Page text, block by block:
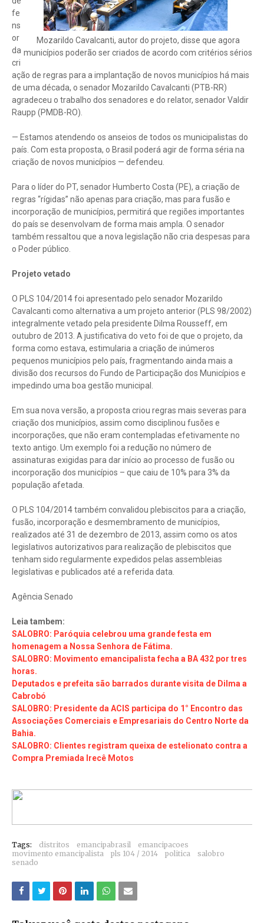
Mozarildo Cavalcanti, autor do projeto, disse que agora
municípios poderão ser criados de acordo com critérios sérios
fe
ns
or
da
cri
ação de regras para a implantação de novos municípios há mais
de uma década, o senador Mozarildo Cavalcanti (PTB-RR)
agradeceu o trabalho dos senadores e do relator, senador Valdir
Raupp (PMDB-RO).
— Estamos atendendo os anseios de todos os municipalistas do
país. Com esta proposta, o Brasil poderá agir de forma séria na
criação de novos municípios — defendeu.
Para o líder do PT, senador Humberto Costa (PE), a criação de
regras “rígidas” não apenas para criação, mas para fusão e
incorporação de municípios, permitirá que regiões importantes
do país se desenvolvam de forma mais ampla. O senador
também ressaltou que a nova legislação não cria despesas para
o Poder público.
Projeto vetado
O PLS 104/2014 foi apresentado pelo senador Mozarildo
Cavalcanti como alternativa a um projeto anterior (PLS 98/2002)
integralmente vetado pela presidente Dilma Rousseff, em
outubro de 2013. A justificativa do veto foi de que o projeto, da
forma como estava, estimularia a criação de inúmeros
pequenos municípios pelo país, fragmentando ainda mais a
divisão dos recursos do Fundo de Participação dos Municípios e
impedindo uma boa gestão municipal.
Em sua nova versão, a proposta criou regras mais severas para
criação dos municípios, assim como disciplinou fusões e
incorporações, que não eram contempladas efetivamente no
texto antigo. Um exemplo foi a redução no número de
assinaturas exigidas para dar início ao processo de fusão ou
incorporação dos municípios – que caiu de 10% para 3% da
população afetada.
O PLS 104/2014 também convalidou plebiscitos para a criação,
fusão, incorporação e desmembramento de municípios,
realizados até 31 de dezembro de 2013, assim como os atos
legislativos autorizativos para realização de plebiscitos que
tenham sido regularmente expedidos pelas assembleias
legislativas e publicados até a referida data.
Agência Senado
Leia tambem:
SALOBRO: Paróquia celebrou uma grande festa em
homenagem a Nossa Senhora de Fátima.
SALOBRO: Movimento emancipalista fecha a BA 432 por tres
horas.
Deputados e prefeita são barrados durante visita de Dilma a
Cabrobó
SALOBRO: Presidente da ACIS participa do 1° Encontro das
Associações Comerciais e Empresariais do Centro Norte da
Bahia.
SALOBRO: Clientes registram queixa de estelionato contra a
Compra Premiada Irecê Motos
Tags: distritos emancipabrasil
emancipacoes
movimento emancipalista
pls 104 / 2014 politica
salobro
senado